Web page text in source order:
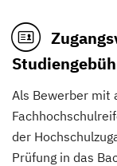
Als Bewerber mit
der
Prüfung in das